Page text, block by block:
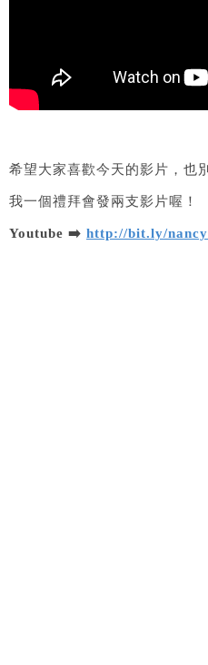
希望大家喜歡今天的影片，也
我一個禮拜會發兩支影片喔！
Youtube ➡️ http://bit.ly/